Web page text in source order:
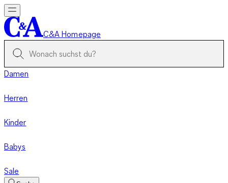
C&A Homepage
Damen
Herren
Kinder
Babys
Sale